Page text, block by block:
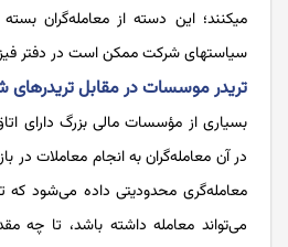
می­کنند؛ این دسته از معامله­‌گران
سیاست­های شرکت ممکن است در دفتر
تریدر موسسات در مقابل
بسیاری از مؤسسات مالی بزرگ دارای
در آن معامله­‌گران به انجام معاملات در
معامله‌گری محدودیتی داده می‌شود
می‌تواند معامله داشته باشد، تا چه